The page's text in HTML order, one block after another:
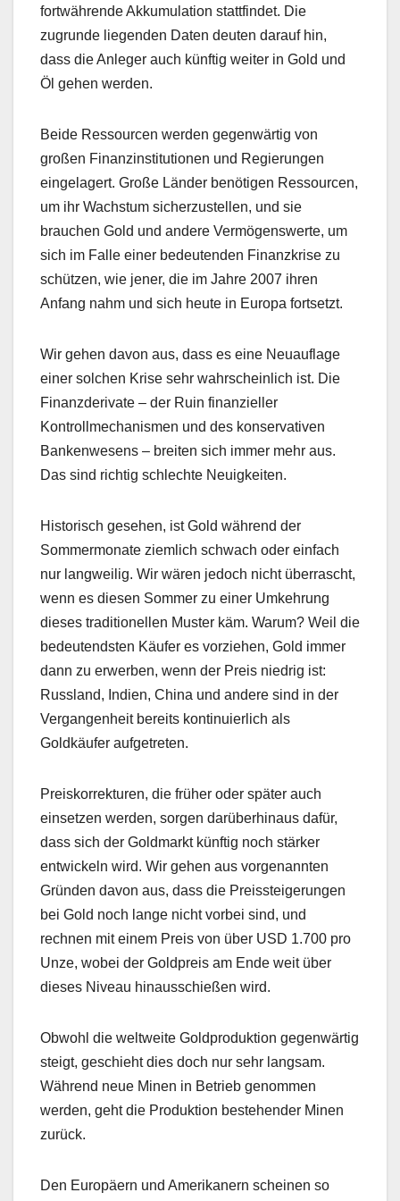
fortwährende Akkumulation stattfindet. Die
zugrunde liegenden Daten deuten darauf hin,
dass die Anleger auch künftig weiter in Gold und
Öl gehen werden.
Beide Ressourcen werden gegenwärtig von
großen Finanzinstitutionen und Regierungen
eingelagert. Große Länder benötigen Ressourcen,
um ihr Wachstum sicherzustellen, und sie
brauchen Gold und andere Vermögenswerte, um
sich im Falle einer bedeutenden Finanzkrise zu
schützen, wie jener, die im Jahre 2007 ihren
Anfang nahm und sich heute in Europa fortsetzt.
Wir gehen davon aus, dass es eine Neuauflage
einer solchen Krise sehr wahrscheinlich ist. Die
Finanzderivate – der Ruin finanzieller
Kontrollmechanismen und des konservativen
Bankenwesens – breiten sich immer mehr aus.
Das sind richtig schlechte Neuigkeiten.
Historisch gesehen, ist Gold während der
Sommermonate ziemlich schwach oder einfach
nur langweilig. Wir wären jedoch nicht überrascht,
wenn es diesen Sommer zu einer Umkehrung
dieses traditionellen Muster käm. Warum? Weil die
bedeutendsten Käufer es vorziehen, Gold immer
dann zu erwerben, wenn der Preis niedrig ist:
Russland, Indien, China und andere sind in der
Vergangenheit bereits kontinuierlich als
Goldkäufer aufgetreten.
Preiskorrekturen, die früher oder später auch
einsetzen werden, sorgen darüberhinaus dafür,
dass sich der Goldmarkt künftig noch stärker
entwickeln wird. Wir gehen aus vorgenannten
Gründen davon aus, dass die Preissteigerungen
bei Gold noch lange nicht vorbei sind, und
rechnen mit einem Preis von über USD 1.700 pro
Unze, wobei der Goldpreis am Ende weit über
dieses Niveau hinausschießen wird.
Obwohl die weltweite Goldproduktion gegenwärtig
steigt, geschieht dies doch nur sehr langsam.
Während neue Minen in Betrieb genommen
werden, geht die Produktion bestehender Minen
zurück.
Den Europäern und Amerikanern scheinen so